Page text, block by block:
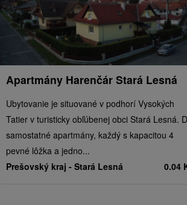
Apartmány Harenčár Stará Lesná
Ubytovanie je situované v podhorí Vysokých
Tatier v turisticky obľúbenej obci Stará Lesná.
samostatné apartmány, každý s kapacitou 4
pevné lôžka a jedno...
Prešovský kraj - Stará Lesná 0.04